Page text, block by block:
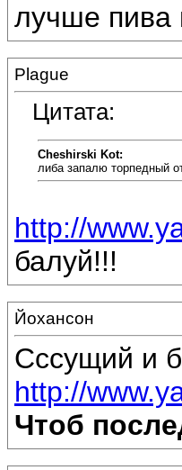
лучше пива
Plague
Цитата:
Cheshirski Kot:
либа запалю торпедный
http://
балуй!!!
Йохансон
Сссущий и
http://
Чтоб